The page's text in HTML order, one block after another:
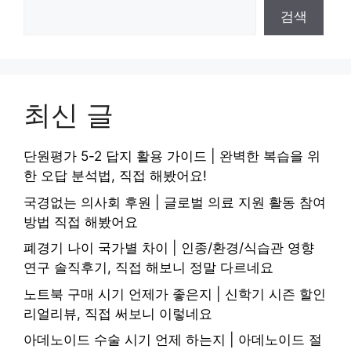
검색
최신 글
단원평가 5-2 답지 활용 가이드 | 완벽한 복습을 위
한 오답 분석법, 직접 해봤어요!
국경없는 의사회 후원 | 글로벌 의료 지원 활동 참여
방법 직접 해봤어요
폐경기 나이 국가별 차이 | 인종/환경/식습관 영향
연구 솔직후기, 직접 해보니 정말 다르네요
노트북 구매 시기 언제가 좋은지 | 신학기 시즌 할인
리얼리뷰, 직접 써보니 이렇네요
아데노이드 수술 시기 언제 하는지 | 아데노이드 절